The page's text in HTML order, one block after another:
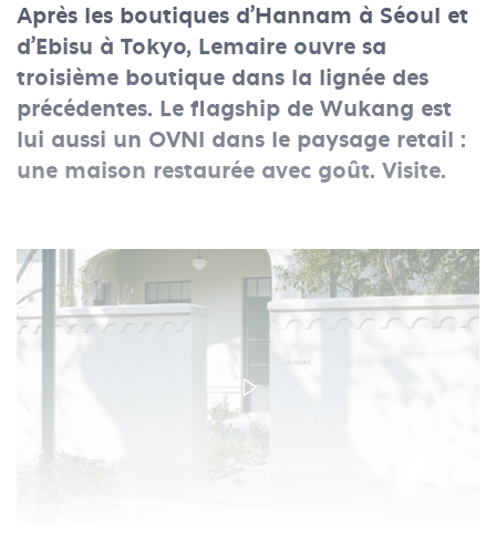
Après les boutiques d’Hannam à Séoul et
d’Ebisu à Tokyo, Lemaire ouvre sa
troisième boutique dans la lignée des
précédentes. Le flagship de Wukang est
lui aussi un OVNI dans le paysage retail :
une maison restaurée avec goût. Visite.
Lancer
la
vidéo